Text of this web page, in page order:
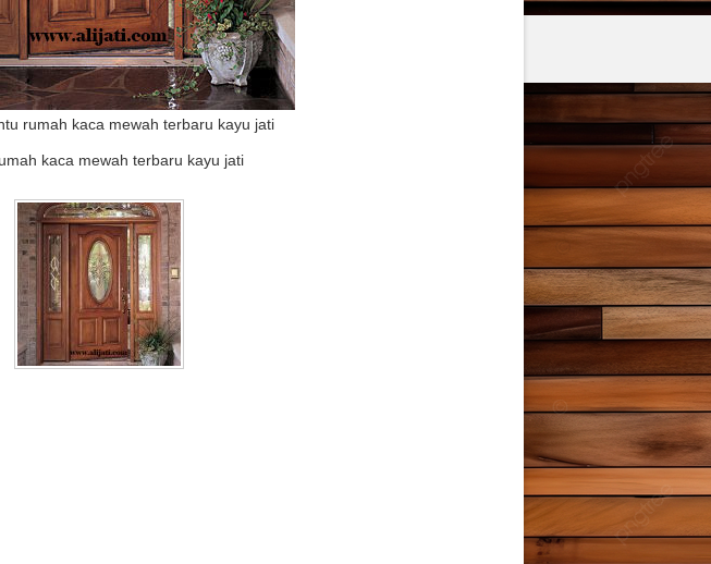
rumah kaca mewah terbaru kayu jati
kaca mewah terbaru kayu jati